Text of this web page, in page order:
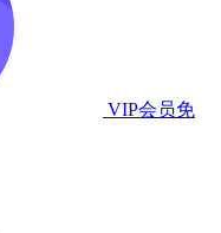
VIP会员免